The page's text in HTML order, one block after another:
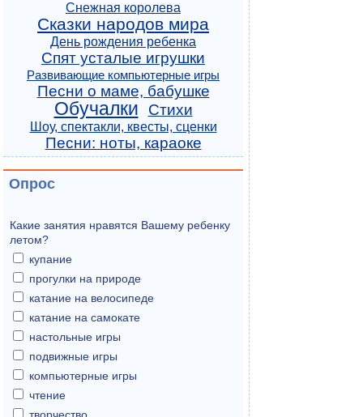
Снежная королева
Сказки народов мира
День рождения ребенка
Спят усталые игрушки
Развивающие компьютерные игры
Песни о маме, бабушке
Обучалки Стихи
Шоу, спектакли, квесты, сценки
Песни: ноты, караоке
Опрос
Какие занятия нравятся Вашему ребенку
летом?
купание
прогулки на природе
катание на велосипеде
катание на самокате
настольные игры
подвижные игры
компьютерные игры
чтение